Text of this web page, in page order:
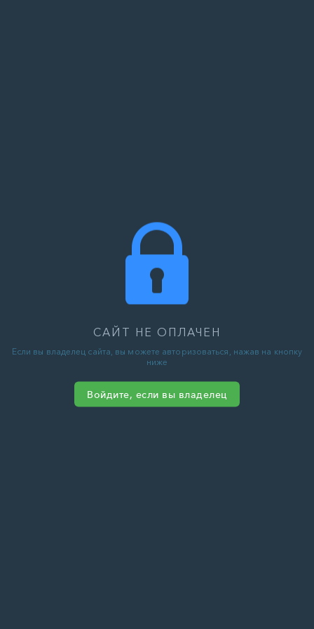
САЙТ НЕ ОПЛАЧЕН
Если вы владелец сайта, вы можете авторизоваться, нажав на кнопку
ниже
Войдите, если вы владелец